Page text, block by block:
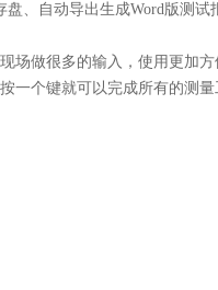
、自动导出生成Word版测试
场做很多的输入，使用更加方
一个键就可以完成所有的测量